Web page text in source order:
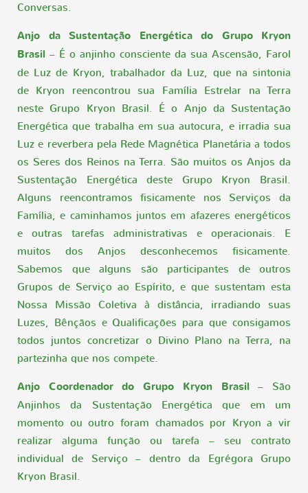
Conversas.
Anjo da Sustentação Energética do Grupo Kryon
Brasil – É o anjinho consciente da sua Ascensão, Farol
de Luz de Kryon, trabalhador da Luz, que na sintonia
de Kryon reencontrou sua Família Estrelar na Terra
neste Grupo Kryon Brasil. É o Anjo da Sustentação
Energética que trabalha em sua autocura, e irradia sua
Luz e reverbera pela Rede Magnética Planetária a todos
os Seres dos Reinos na Terra. São muitos os Anjos da
Sustentação Energética deste Grupo Kryon Brasil.
Alguns reencontramos fisicamente nos Serviços da
Família, e caminhamos juntos em afazeres energéticos
e outras tarefas administrativas e operacionais. E
muitos dos Anjos desconhecemos fisicamente.
Sabemos que alguns são participantes de outros
Grupos de Serviço ao Espírito, e que sustentam esta
Nossa Missão Coletiva à distância, irradiando suas
Luzes, Bênçãos e Qualificações para que consigamos
todos juntos concretizar o Divino Plano na Terra, na
partezinha que nos compete.
Anjo Coordenador do Grupo Kryon Brasil– São
Anjinhos da Sustentação Energética que em um
momento ou outro foram chamados por Kryon a vir
realizar alguma função ou tarefa – seu contrato
individual de Serviço – dentro da Egrégora Grupo
Kryon Brasil.